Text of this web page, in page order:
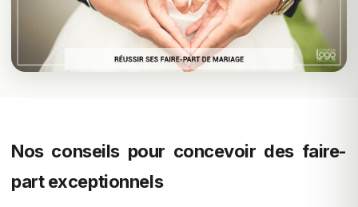
Nos conseils pour concevoir des faire-
part exceptionnels